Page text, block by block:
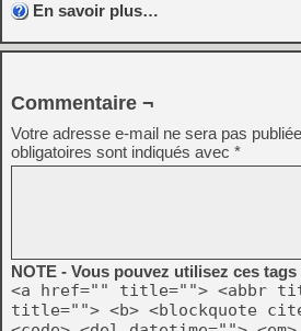
En savoir plus…
Commentaire ¬
Votre adresse e-mail ne sera pas
obligatoires sont indiqués avec *
NOTE - Vous pouvez utilisez ces
<a href="" title=""> <abbr
title=""> <b> <blockquote